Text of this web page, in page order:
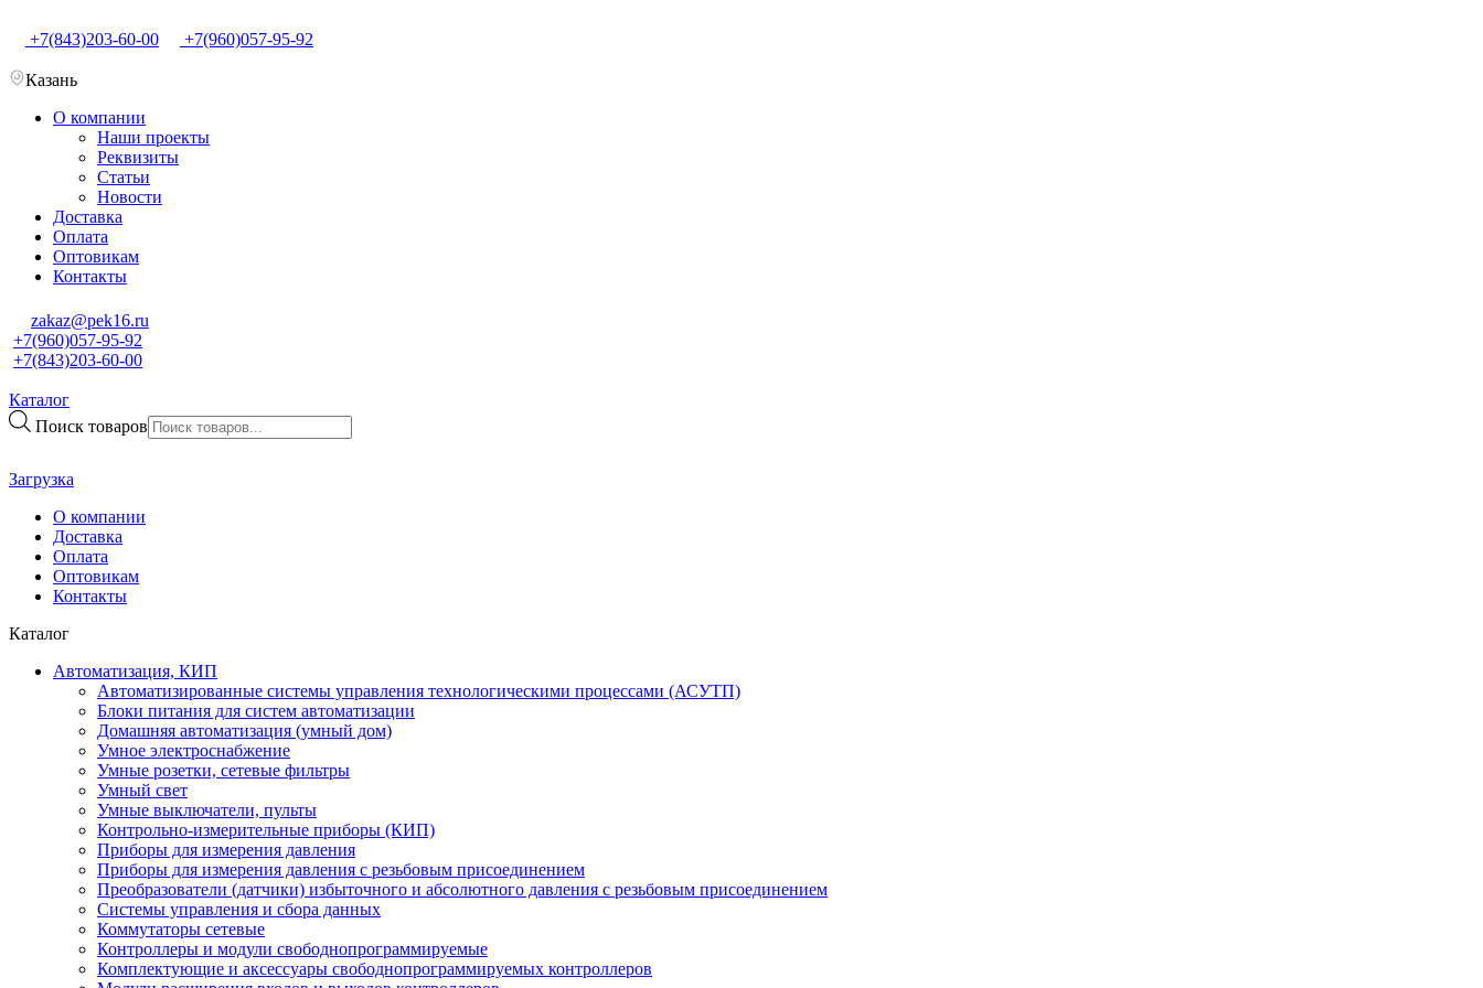
+7(843)203-60-00 +7(960)057-95-92
Казань
О компании
Наши проекты
Реквизиты
Статьи
Новости
Доставка
Оплата
Оптовикам
Контакты
zakaz@pek16.ru
+7(960)057-95-92
+7(843)203-60-00
Каталог
Поиск товаров
Загрузка
О компании
Доставка
Оплата
Оптовикам
Контакты
Каталог
Автоматизация, КИП
Автоматизированные системы управления технологическими процессами (АСУТП)
Блоки питания для систем автоматизации
Домашняя автоматизация (умный дом)
Умное электроснабжение
Умные розетки, сетевые фильтры
Умный свет
Умные выключатели, пульты
Контрольно-измерительные приборы (КИП)
Приборы для измерения давления
Приборы для измерения давления с резьбовым присоединением
Преобразователи (датчики) избыточного и абсолютного давления с резьбовым присоединением
Системы управления и сбора данных
Коммутаторы сетевые
Контроллеры и модули свободнопрограммируемые
Комплектующие и аксессуары свободнопрограммируемых контроллеров